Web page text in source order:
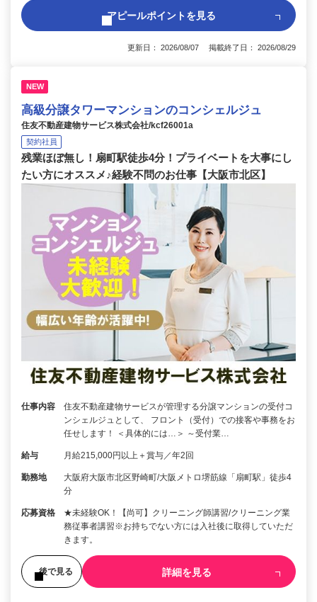
アピールポイントを見る
更新日： 2026/08/07 掲載終了日： 2026/08/29
NEW
高級分譲タワーマンションのコンシェルジュ
住友不動産建物サービス株式会社/kcf26001a
契約社員
残業ほぼ無し！扇町駅徒歩4分！プライベートを大事にし
たい方にオススメ♪経験不問のお仕事【大阪市北区】
仕事内容
住友不動産建物サービスが管理する分譲マンションの受付コ
ンシェルジュとして、 フロント（受付）での接客や事務をお
任せします！ ＜具体的には…＞ ～受付業…
給与 月給215,000円以上＋賞与／年2回
勤務地
大阪府大阪市北区野崎町/大阪メトロ堺筋線「扇町駅」徒歩4
分
応募資格
★未経験OK！【尚可】クリーニング師講習/クリーニング業
務従事者講習※お持ちでない方には入社後に取得していただ
きます。
後で見る 詳細を見る